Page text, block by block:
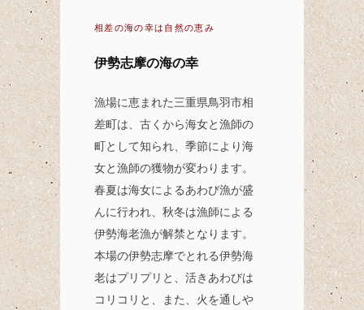
相差の海の幸は自然の恵み
伊勢志摩の海の幸
漁場に恵まれた三重県鳥羽市相
差町は、古くから海女と漁師の
町として知られ、季節により海
女と漁師の獲物が変わります。
春夏は海女によるあわび漁が盛
んに行われ、秋冬は漁師による
伊勢海老漁が解禁となります。
本場の伊勢志摩でとれる伊勢海
老はプリプリと、活きあわびは
コリコリと、また、火を通しや